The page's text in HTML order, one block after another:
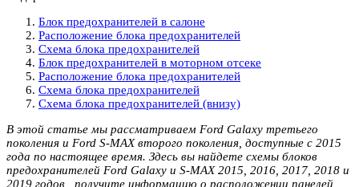
Блок предохранителей в салоне
Расположение блока предохранителей
Схема блока предохранителей
Блок предохранителей в моторном отсеке
Расположение блока предохранителей
Схема блока предохранителей
Схема блока предохранителей (внизу)
В этой статье мы рассматриваем Ford Galaxy третьего
поколения и Ford S-MAX второго поколения, доступные с 2015
года по настоящее время. Здесь вы найдете схемы блоков
предохранителей Ford Galaxy и S-MAX 2015, 2016, 2017, 2018 и
2019 годов , получите информацию о расположении панелей